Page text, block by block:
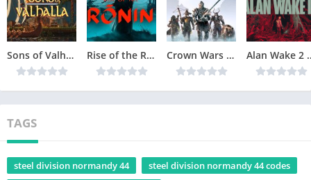
Sons of Valhalla Version Complète jeu pour PC Rise of the Ronin Version Complète jeu pour PC Crown Wars The Black Prince Version Complète jeu pour PC Alan Wake
TAGS
steel division normandy 44
steel division normandy 44 codes